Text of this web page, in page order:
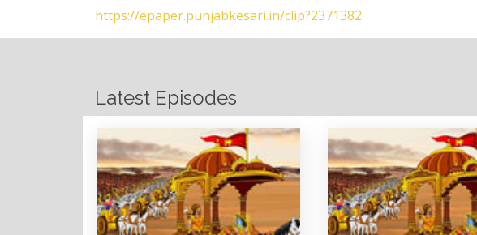
https://epaper.punjabkesari.in/clip?2371382
Latest Episodes